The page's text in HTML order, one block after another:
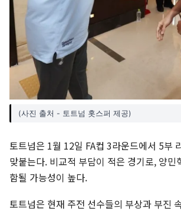
(사진 출처 - 토트넘 홋스퍼 제공)
토트넘은 1월 12일 FA컵 3라운드에서 5부
맞붙는다. 비교적 부담이 적은 경기로, 양민
함될 가능성이 높다.
토트넘은 현재 주전 선수들의 부상과 부진